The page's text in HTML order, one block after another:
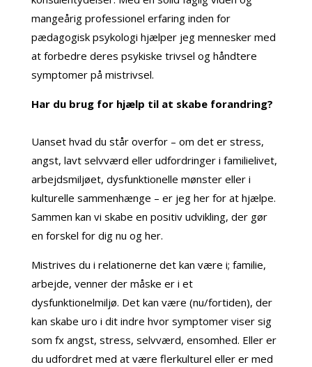
mangeårig professionel erfaring inden for
pædagogisk psykologi hjælper jeg mennesker med
at forbedre deres psykiske trivsel og håndtere
symptomer på mistrivsel.
Har du brug for hjælp til at skabe forandring?
Uanset hvad du står overfor – om det er stress,
angst, lavt selvværd eller udfordringer i familielivet,
arbejdsmiljøet, dysfunktionelle mønster eller i
kulturelle sammenhænge – er jeg her for at hjælpe.
Sammen kan vi skabe en positiv udvikling, der gør
en forskel for dig nu og her.
Mistrives du i relationerne det kan være i; familie,
arbejde, venner der måske er i et
dysfunktionelmiljø. Det kan være (nu/fortiden), der
kan skabe uro i dit indre hvor symptomer viser sig
som fx angst, stress, selvværd, ensomhed. Eller er
du udfordret med at være flerkulturel eller er med